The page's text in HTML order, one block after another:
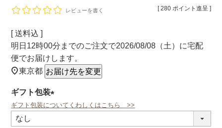
[ 280 ポイント進呈 ]
レビューを書く
送料込
明日 12時00分 までのご注文で2026/08/08（土） に宅配
便でお届けします。
東京都 お届け先を変更
ギフト包装
(必
ギフト包装についてくわしくはこちら >>